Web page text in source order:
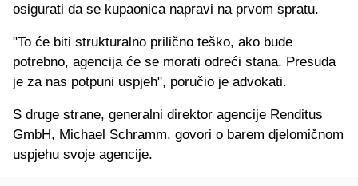
osigurati da se kupaonica napravi na prvom spratu.
"To će biti strukturalno prilično teško, ako bude
potrebno, agencija će se morati odreći stana. Presuda
je za nas potpuni uspjeh", poručio je advokati.
S druge strane, generalni direktor agencije Renditus
GmbH, Michael Schramm, govori o barem djelomičnom
uspjehu svoje agencije.